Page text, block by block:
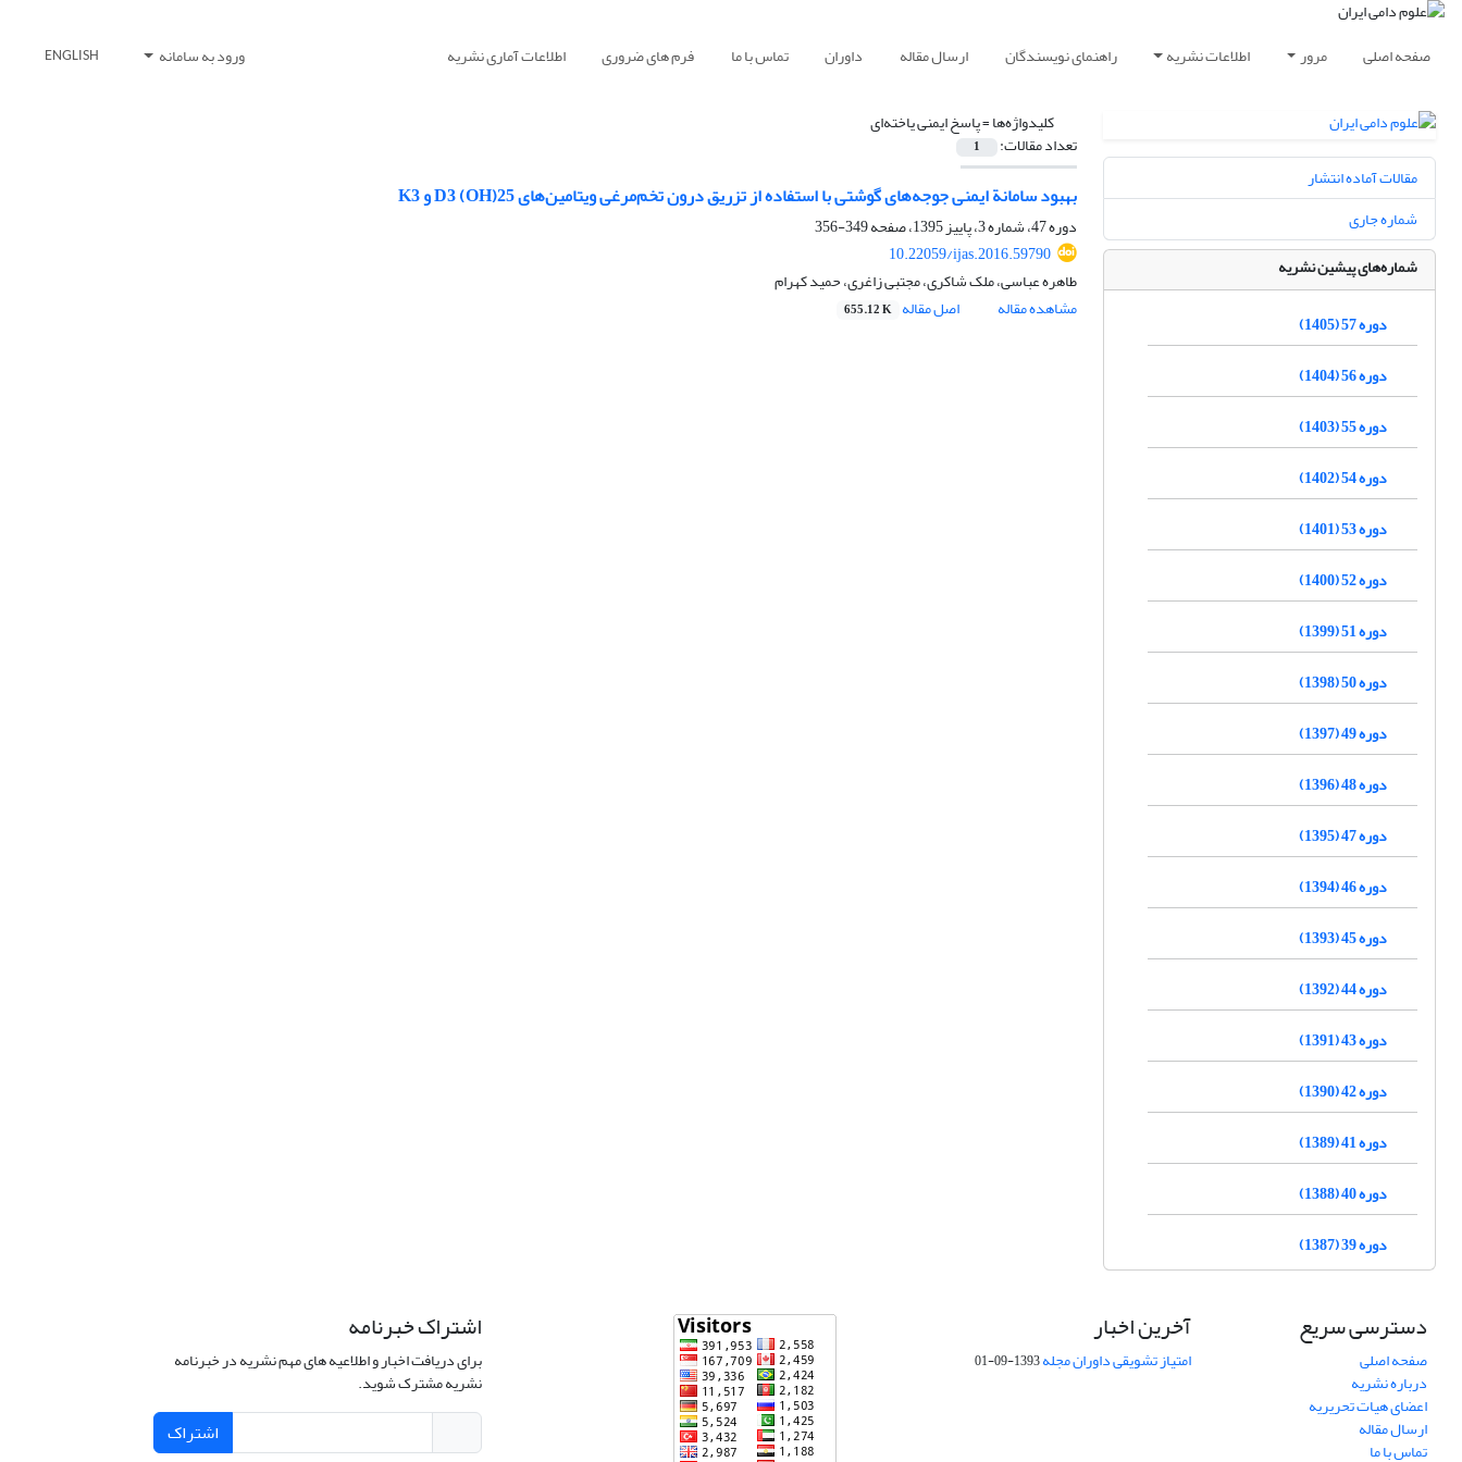
صفحه اصلی مرور اطلاعات نشریه راهنمای نویسندگان ارسال مقاله داوران تماس با ما فرم های ضروری اطلاعات آماری نشریه ورود به سامانه ENGLISH
کلیدواژه‌ها =پاسخ ایمنی یاخته‌ای
تعداد مقالات: 1
بهبود سامانة ایمنی جوجه‌های گوشتی با استفاده از تزریق درون تخم‌مرغی ویتامین‌های 25(OH) D3 و K3
دوره 47، شماره 3، پاییز 1395، صفحه
349-356
10.22059/ijas.2016.59790
طاهره عباسی، ملک شاکری، مجتبی زاغری، حمید کهرام
مشاهده مقاله
اصل مقاله 655.12 K
مقالات آماده انتشار
شماره جاری
شماره‌های پیشین نشریه
دوره 57 (1405)
دوره 56 (1404)
دوره 55 (1403)
دوره 54 (1402)
دوره 53 (1401)
دوره 52 (1400)
دوره 51 (1399)
دوره 50 (1398)
دوره 49 (1397)
دوره 48 (1396)
دوره 47 (1395)
دوره 46 (1394)
دوره 45 (1393)
دوره 44 (1392)
دوره 43 (1391)
دوره 42 (1390)
دوره 41 (1389)
دوره 40 (1388)
دوره 39 (1387)
دسترسی سریع
صفحه اصلی
درباره نشریه
اعضای هیات تحریریه
ارسال مقاله
تماس با ما
آخرین اخبار
امتیاز تشویقی داوران مجله1393-09-01
اشتراک خبرنامه
برای دریافت اخبار و اطلاعیه های مهم نشریه در خبرنامه
نشریه مشترک شوید.
اشتراک